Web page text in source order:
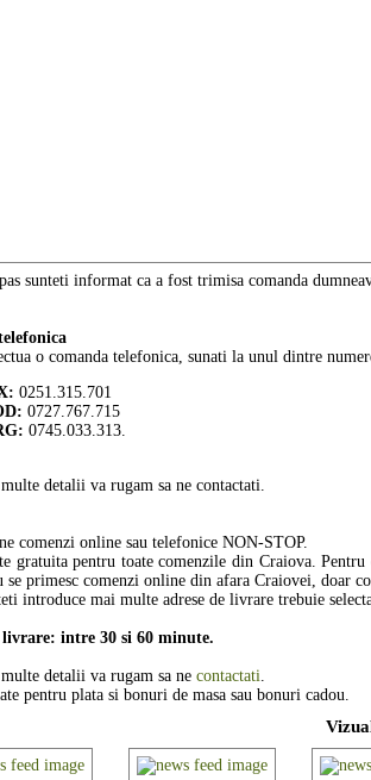
sunteti informat ca a fost trimisa comanda
o comanda telefonica, sunati la unul dintre
0251.315.701
0727.767.715
0745.033.313.
detalii va rugam sa ne contactati.
comenzi online sau telefonice NON-STOP.
gratuita pentru toate comenzile din Craiova.
se primesc comenzi online din afara Craiovei, doar
introduce mai multe adrese de livrare trebuie
intre 30 si 60 minute.
detalii va rugam sa necontactati.
pentru plata si bonuri de masa sau bonuri cadou.